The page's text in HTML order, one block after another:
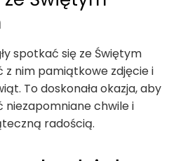
spotkać się ze Świętym
z nim pamiątkowe zdjęcie i
To doskonała okazja, aby
niezapomniane chwile i
radością.